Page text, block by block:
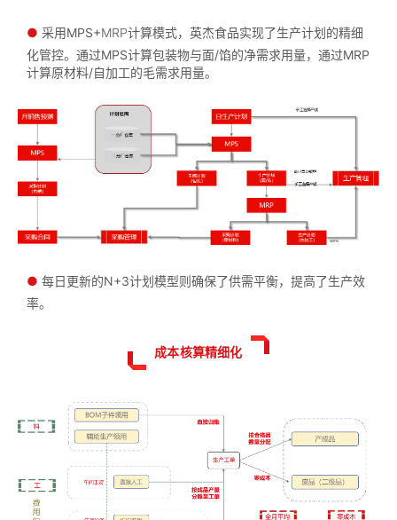
● 采用MPS+MRP计算模式，英杰食品实现了生产计划的精细
化管控。通过MPS计算包装物与面/馅的净需求用量，通过MRP
计算原材料/自加工的毛需求用量。
● 每日更新的N+3计划模型则确保了供需平衡，提高了生产效
率。
成本核算精细化